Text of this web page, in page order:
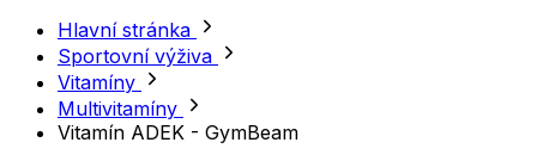
Hlavní stránka
Sportovní výživa
Vitamíny
Multivitamíny
Vitamín ADEK - GymBeam